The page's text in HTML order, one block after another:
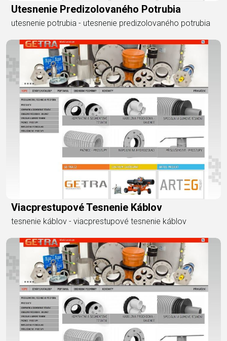
Utesnenie Predizolovaného Potrubia
utesnenie potrubia - utesnenie predizolovaného potrubia
Viacprestupové Tesnenie Káblov
tesnenie káblov - viacprestupové tesnenie káblov